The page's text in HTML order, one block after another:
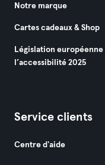
Notre marque
Cartes cadeaux & Shop
Législation européenne
l’accessibilité 2025
Service clients
Centre d'aide